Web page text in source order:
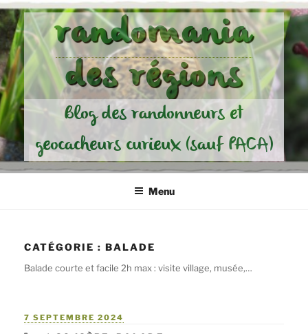
Aller
au
contenu
principal
randomania
des régions
Blog des randonneurs et
geocacheurs curieux (sauf PACA)
Menu
CATÉGORIE : BALADE
Balade courte et facile 2h max : visite village, musée,…
PUBLIÉ
7 SEPTEMBRE 2024